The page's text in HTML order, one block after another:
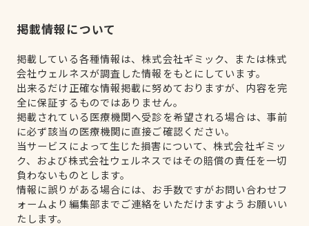
掲載情報について
掲載している各種情報は、株式会社ギミック、または株式
会社ウェルネスが調査した情報をもとにしています。
出来るだけ正確な情報掲載に努めておりますが、内容を完
全に保証するものではありません。
掲載されている医療機関へ受診を希望される場合は、事前
に必ず該当の医療機関に直接ご確認ください。
当サービスによって生じた損害について、株式会社ギミッ
ク、および株式会社ウェルネスではその賠償の責任を一切
負わないものとします。
情報に誤りがある場合には、お手数ですがお問い合わせフ
ォームより編集部までご連絡をいただけますようお願いい
たします。